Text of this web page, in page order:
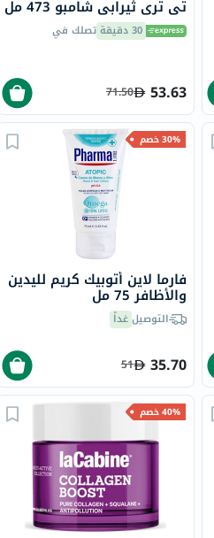
تي تري ثيرابي شامبو 473 مل
30 دقيقة تصلك في
53.63
71.50
30% خصم
فارما لاين أتوبيك كريم لليدين
والأظافر 75 مل
التوصيلغداً
35.70
51
40% خصم